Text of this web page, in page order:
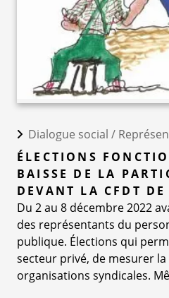
Dialogue social /
ÉLECTIONS
BAISSE DE LA
DEVANT LA CFDT DE
Du 2 au 8 décembre 2022
des représentants du
publique. Élections qui
secteur privé, de mesurer
organisations syndicales.